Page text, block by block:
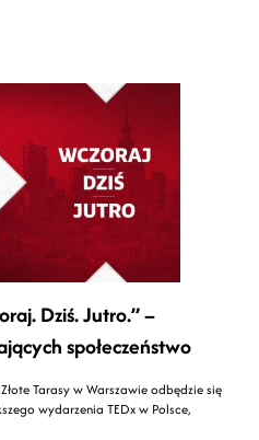
Dziś. Jutro.” –
społeczeństwo
Tarasy w Warszawie odbędzie się
wydarzenia TEDx w Polsce,